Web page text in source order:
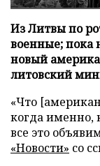
Из Литвы по
военные; пока
новый
литовский
«Что
когда именно,
все это
«Новости» со